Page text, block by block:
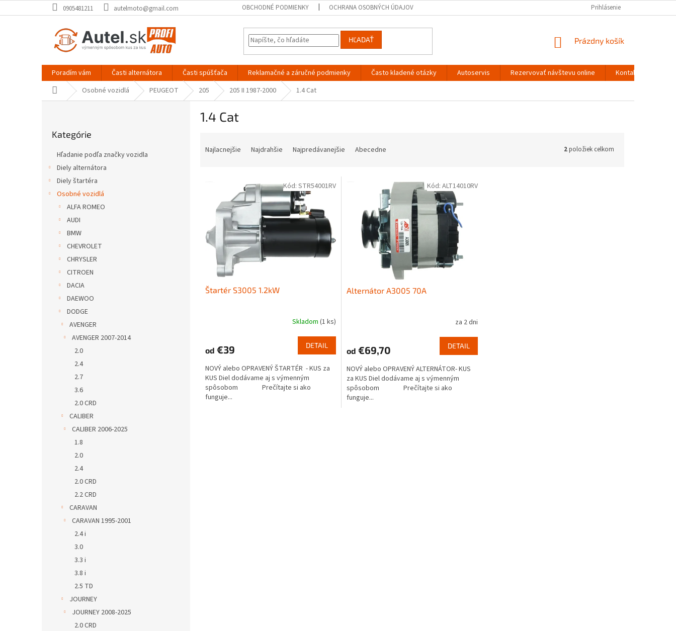
na
0905481211 autelmoto@gmail.com OBCHODNÉ PODMIENKY OCHRANA OSOBNÝCH ÚDAJOV Prihlásenie
HĽADAŤ
NÁKUPNÝ
Prázdny košík
Poradím vám Časti alternátora Časti spúšťača Reklamačné a záručné podmienky Často kladené otázky Autoservis Rezervovať návštevu online
Kontakty
Domov Osobné vozidlá PEUGEOT 205 205 II 1987-2000 1.4 Cat
kategórie
Kategórie
Hľadanie podľa značky vozidla
Diely alternátora
Diely štartéra
Osobné vozidlá
ALFA ROMEO
AUDI
BMW
CHEVROLET
CHRYSLER
CITROEN
DACIA
DAEWOO
DODGE
AVENGER
AVENGER 2007-2014
2.0
2.4
2.7
3.6
2.0 CRD
CALIBER
CALIBER 2006-2025
1.8
2.0
2.4
2.0 CRD
2.2 CRD
CARAVAN
CARAVAN 1995-2001
2.4 i
3.0
3.3 i
3.8 i
2.5 TD
JOURNEY
JOURNEY 2008-2025
2.0 CRD
1.4 Cat
Najlacnejšie Najdrahšie Najpredávanejšie Abecedne 2položiek celkom
Štartér S3005 1.2kW
Skladom (1 ks)
od €39 DETAIL
NOVÝ alebo OPRAVENÝ ŠTARTÉR - KUS za
KUS Diel dodávame aj s výmenným
spôsobom Prečítajte si ako
funguje...
Kód: STR54001RV
Alternátor A3005 70A
za 2 dni
od €69,70 DETAIL
NOVÝ alebo OPRAVENÝ ALTERNÁTOR- KUS
za KUS Diel dodávame aj s výmenným
spôsobom Prečítajte si ako
funguje...
Kód: ALT14010RV